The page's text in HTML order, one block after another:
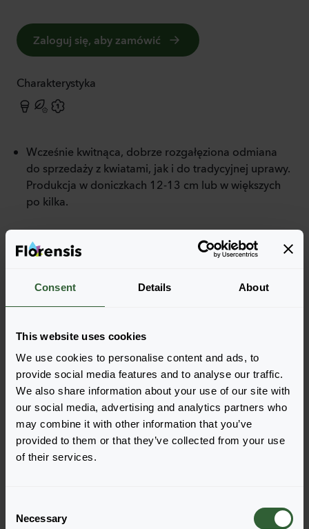
Consent Details About
This website uses cookies
We use cookies to personalise content and ads, to
provide social media features and to analyse our traffic.
We also share information about your use of our site with
our social media, advertising and analytics partners who
may combine it with other information that you’ve
provided to them or that they’ve collected from your use
of their services.
Necessary
Zaloguj się, aby zamówić
Charakterystyka
Wcześnie kwitnąca, dobrze rozgałęziona odmiana
do sprzedaży z kwiatami, jak i do tradycyjnej uprawy.
Produkcja w doniczkach 12-13 cm lub w większych
po kilka.
Więcej cech charakterystycznych
Więcej informacji
Zamów
Łatwo dodawaj pozycje do zamówienia, wybierając
jedną z form produktu wyszukanych odmian. Po jej
dodaniu podsumowanie poniżej zostanie
zaktualizowane.